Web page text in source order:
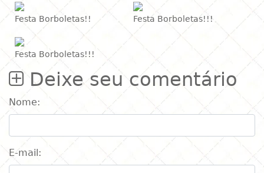
Festa Borboletas!! Festa Borboletas!!!
Festa Borboletas!!!
Deixe seu comentário
Nome:
E-mail: